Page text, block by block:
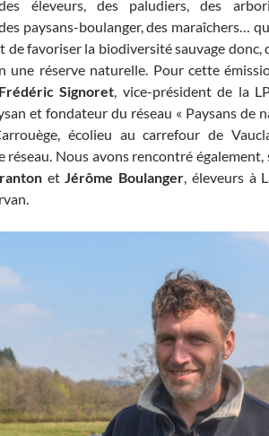
éleveurs, des paludiers, des
paysans-boulanger, des maraîchers…
de favoriser la biodiversité sauvage donc,
une réserve naturelle. Pour cette
Frédéric Signoret , vice-président de la
et fondateur du réseau « Paysans de
écolieu au carrefour de
réseau. Nous avons rencontré également,
et Jérôme Boulanger , éleveurs à